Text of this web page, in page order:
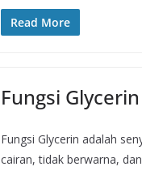
Read More
Fungsi Glycerin
Fungsi Glycerin adalah
cairan, tidak berwarna,